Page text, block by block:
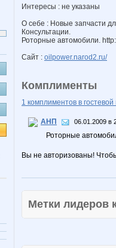
Интересы : не указаны
О себе : Новые запчасти
Консультации.
Роторные автомобили.
Сайт : oilpower.narod2.ru/
Комплименты
1 комплиментов в гостевой
АНП 06.01.2009 в
Роторные
Вы не авторизованы!
Метки